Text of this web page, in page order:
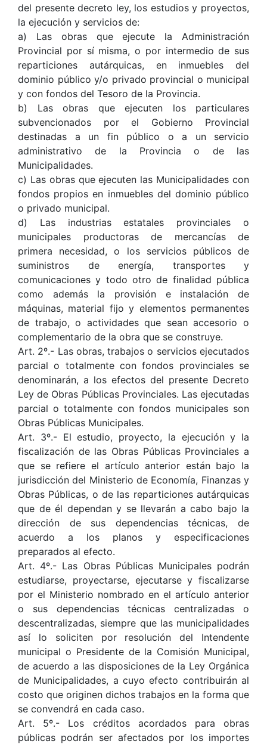
del presente decreto ley, los estudios y proyectos,
la ejecución y servicios de:
a) Las obras que ejecute la Administración
Provincial por sí misma, o por intermedio de sus
reparticiones autárquicas, en inmuebles del
dominio público y/o privado provincial o municipal
y con fondos del Tesoro de la Provincia.
b) Las obras que ejecuten los particulares
subvencionados por el Gobierno Provincial
destinadas a un fin público o a un servicio
administrativo de la Provincia o de las
Municipalidades.
c) Las obras que ejecuten las Municipalidades con
fondos propios en inmuebles del dominio público
o privado municipal.
d) Las industrias estatales provinciales o
municipales productoras de mercancías de
primera necesidad, o los servicios públicos de
suministros de energía, transportes y
comunicaciones y todo otro de finalidad pública
como además la provisión e instalación de
máquinas, material fijo y elementos permanentes
de trabajo, o actividades que sean accesorio o
complementario de la obra que se construye.
Art. 2º.- Las obras, trabajos o servicios ejecutados
parcial o totalmente con fondos provinciales se
denominarán, a los efectos del presente Decreto
Ley de Obras Públicas Provinciales. Las ejecutadas
parcial o totalmente con fondos municipales son
Obras Públicas Municipales.
Art. 3º.- El estudio, proyecto, la ejecución y la
fiscalización de las Obras Públicas Provinciales a
que se refiere el artículo anterior están bajo la
jurisdicción del Ministerio de Economía, Finanzas y
Obras Públicas, o de las reparticiones autárquicas
que de él dependan y se llevarán a cabo bajo la
dirección de sus dependencias técnicas, de
acuerdo a los planos y especificaciones
preparados al efecto.
Art. 4º.- Las Obras Públicas Municipales podrán
estudiarse, proyectarse, ejecutarse y fiscalizarse
por el Ministerio nombrado en el artículo anterior
o sus dependencias técnicas centralizadas o
descentralizadas, siempre que las municipalidades
así lo soliciten por resolución del Intendente
municipal o Presidente de la Comisión Municipal,
de acuerdo a las disposiciones de la Ley Orgánica
de Municipalidades, a cuyo efecto contribuirán al
costo que originen dichos trabajos en la forma que
se convendrá en cada caso.
Art. 5º.- Los créditos acordados para obras
públicas podrán ser afectados por los importes